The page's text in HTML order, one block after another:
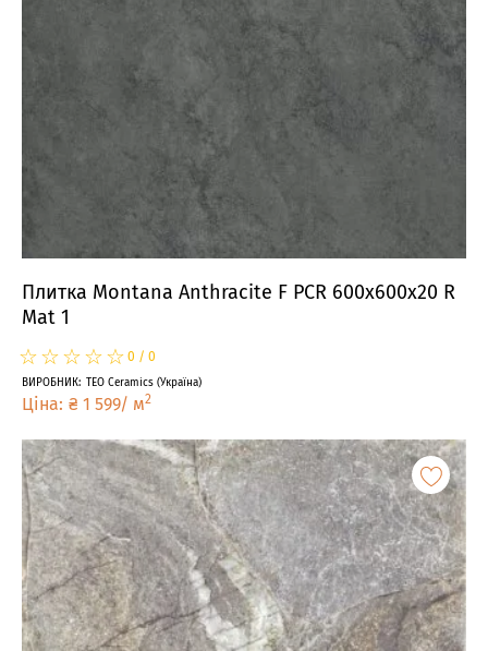
Плитка Montana Anthracite F PCR 600x600x20 R
Mat 1
☆
★☆
★☆
★☆
★☆
★ 0 / 0
ВИРОБНИК: TEO Ceramics (Україна)
Ціна: ₴ 1 599/ м2